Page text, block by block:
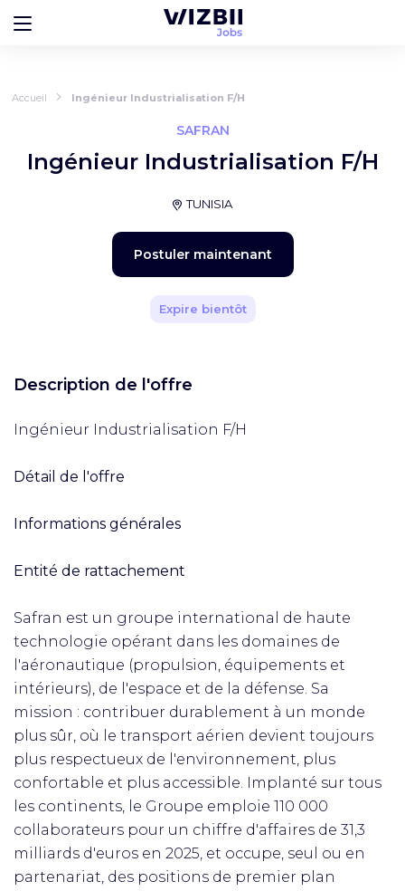
Accueil Ingénieur Industrialisation F/H
SAFRAN
Ingénieur Industrialisation F/H
TUNISIA
Postuler maintenant
Expire bientôt
Description de l'offre
Ingénieur Industrialisation F/H
Détail de l'offre
Informations générales
Entité de rattachement
Safran est un groupe international de haute
technologie opérant dans les domaines de
l'aéronautique (propulsion, équipements et
intérieurs), de l'espace et de la défense. Sa
mission : contribuer durablement à un monde
plus sûr, où le transport aérien devient toujours
plus respectueux de l'environnement, plus
confortable et plus accessible. Implanté sur tous
les continents, le Groupe emploie 110 000
collaborateurs pour un chiffre d'affaires de 31,3
milliards d'euros en 2025, et occupe, seul ou en
partenariat, des positions de premier plan